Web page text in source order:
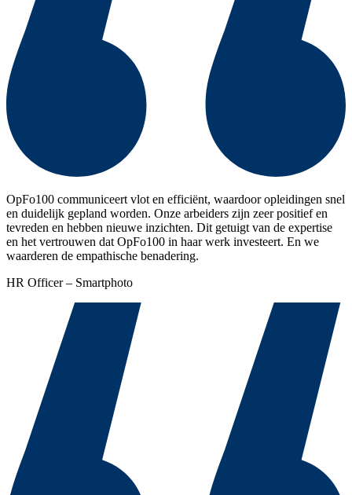
OpFo100 communiceert vlot en efficiënt, waardoor opleidingen snel
en duidelijk gepland worden. Onze arbeiders zijn zeer positief en
tevreden en hebben nieuwe inzichten. Dit getuigt van de expertise
en het vertrouwen dat OpFo100 in haar werk investeert. En we
waarderen de empathische benadering.
HR Officer – Smartphoto